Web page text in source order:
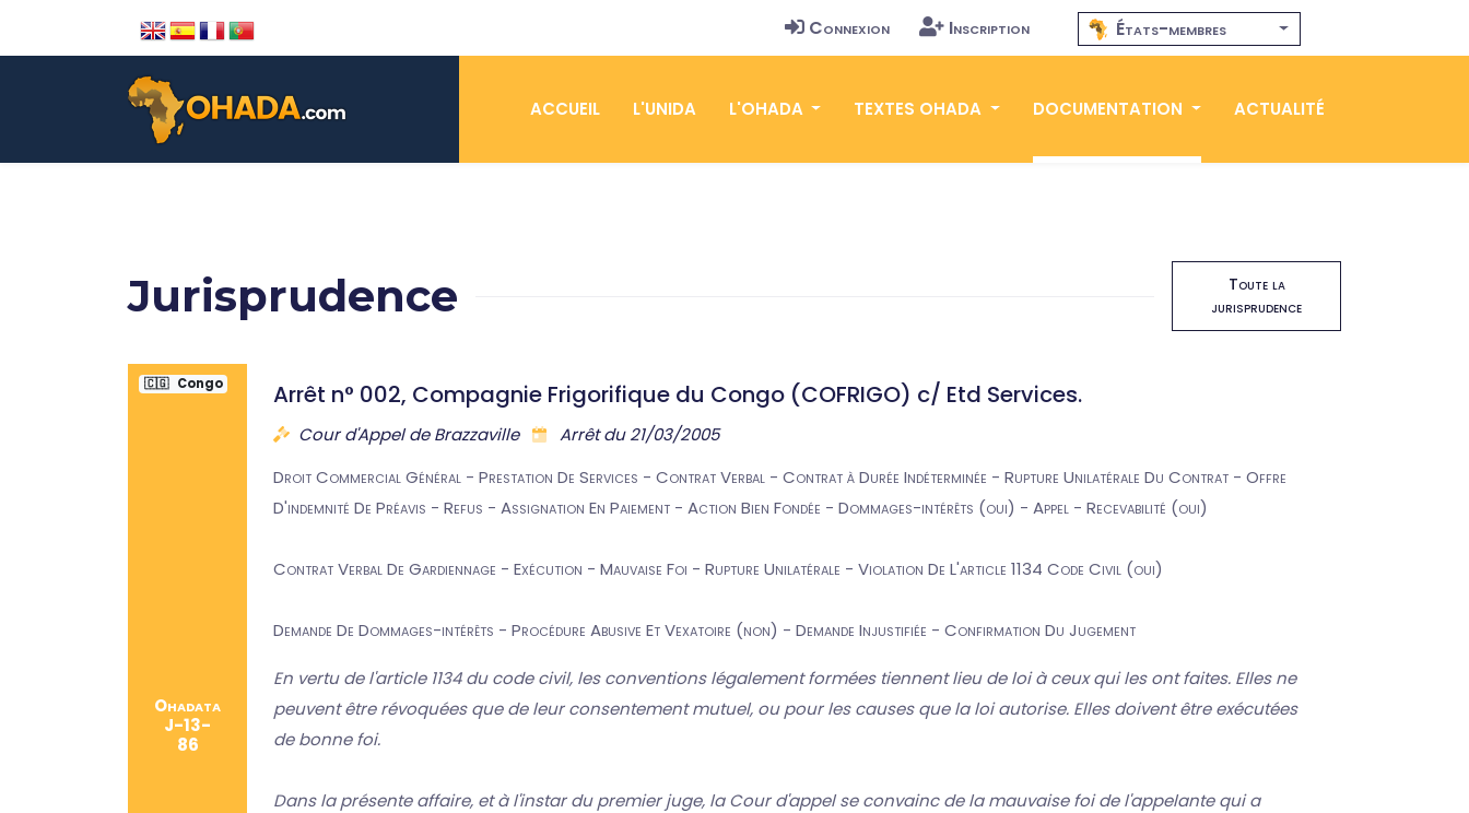
Connexion Inscription États-membres
ACCUEIL L'UNIDA L'OHADA TEXTES OHADA DOCUMENTATION ACTUALITÉ
Jurisprudence
Toute la
jurisprudence
🇨🇬 Congo
Ohadata
J-13-
86
Arrêt n° 002, Compagnie Frigorifique du Congo (COFRIGO) c/ Etd Services.
Cour d'Appel de Brazzaville
Arrêt du 21/03/2005
Droit Commercial Général - Prestation De Services - Contrat Verbal - Contrat à Durée Indéterminée - Rupture Unilatérale Du Contrat - Offre
D'indemnité De Préavis - Refus - Assignation En Paiement - Action Bien Fondée - Dommages-intérêts (oui) - Appel - Recevabilité (oui)
Contrat Verbal De Gardiennage - Exécution - Mauvaise Foi - Rupture Unilatérale - Violation De L'article 1134 Code Civil (oui)
Demande De Dommages-intérêts - Procédure Abusive Et Vexatoire (non) - Demande Injustifiée - Confirmation Du Jugement
En vertu de l'article 1134 du code civil, les conventions légalement formées tiennent lieu de loi à ceux qui les ont faites. Elles ne
peuvent être révoquées que de leur consentement mutuel, ou pour les causes que la loi autorise. Elles doivent être exécutées
de bonne foi.
Dans la présente affaire, et à l'instar du premier juge, la Cour d'appel se convainc de la mauvaise foi de l'appelante qui a